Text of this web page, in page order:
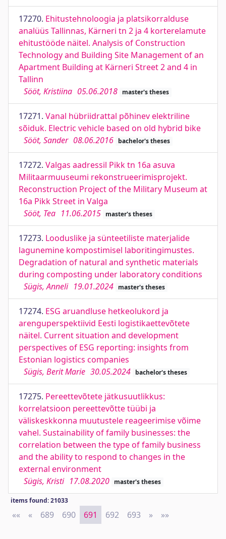
17270. Ehitustehnoloogia ja platsikorralduse
analüüs Tallinnas, Kärneri tn 2 ja 4 korterelamute
ehitustööde näitel. Analysis of Construction
Technology and Building Site Management of an
Apartment Building at Kärneri Street 2 and 4 in
Tallinn
Sööt, Kristiina 05.06.2018 master's theses
17271. Vanal hübriidrattal põhinev elektriline
sõiduk. Electric vehicle based on old hybrid bike
Sööt, Sander 08.06.2016 bachelor's theses
17272. Valgas aadressil Pikk tn 16a asuva
Militaarmuuseumi rekonstrueerimisprojekt.
Reconstruction Project of the Military Museum at
16a Pikk Street in Valga
Sööt, Tea 11.06.2015 master's theses
17273. Looduslike ja sünteetiliste materjalide
lagunemine kompostimisel laboritingimustes.
Degradation of natural and synthetic materials
during composting under laboratory conditions
Sügis, Anneli 19.01.2024 master's theses
17274. ESG aruandluse hetkeolukord ja
arenguperspektiivid Eesti logistikaettevõtete
näitel. Current situation and development
perspectives of ESG reporting: insights from
Estonian logistics companies
Sügis, Berit Marie 30.05.2024 bachelor's theses
17275. Pereettevõtete jätkusuutlikkus:
korrelatsioon pereettevõtte tüübi ja
väliskeskkonna muutustele reageerimise võime
vahel. Sustainability of family businesses: the
correlation between the type of family business
and the ability to respond to changes in the
external environment
Sügis, Kristi 17.08.2020 master's theses
items found: 21033
«« First
« Previous
689 690 691 692 693 » Next
»»